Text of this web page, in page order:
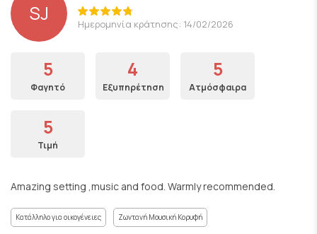
SJ Ημερομηνία κράτησης: 14/02/2026
5
Φαγητό
4
Εξυπηρέτηση
5
Ατμόσφαιρα
5
Τιμή
Amazing setting ,music and food. Warmly recommended.
Κατάλληλο για οικογένειες Ζωντανή Μουσική Κορυφή